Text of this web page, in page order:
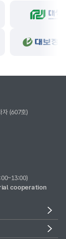
자 (607호)
cooperation